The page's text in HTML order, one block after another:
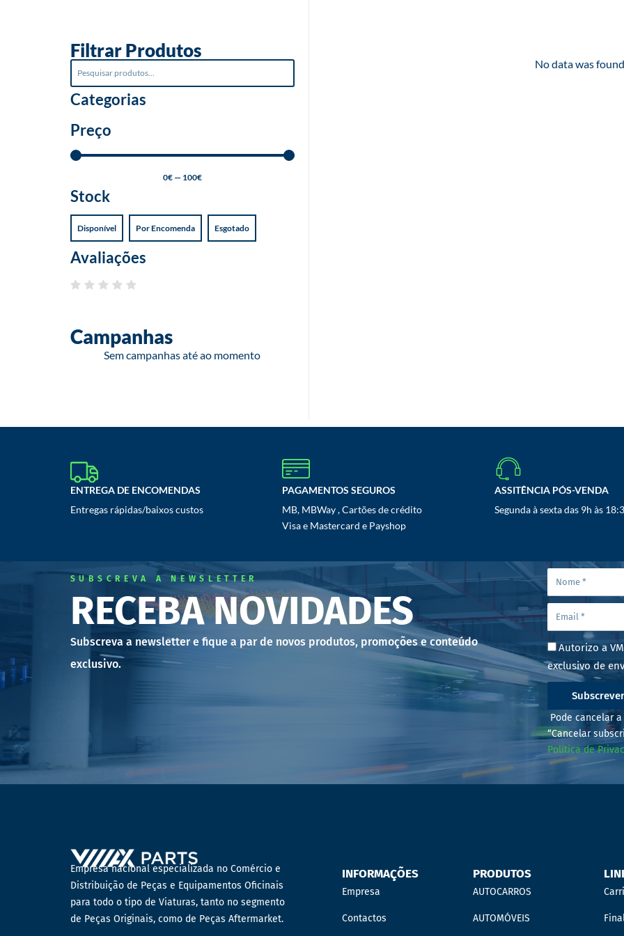
Filtrar Produtos
Categorias
Preço
0€— 100€
Stock
Disponível Por Encomenda Esgotado
Avaliações
Campanhas
Sem campanhas até ao momento
No data was
ENTREGA DE ENCOMENDAS
Entregas rápidas/baixos custos
PAGAMENTOS SEGUROS
MB, MBWay , Cartões de crédito
Visa e Mastercard e Payshop
ASSITÊNCIA PÓS-VENDA
Segunda à sexta das 9h às
SUBSCREVA A NEWSLETTER
RECEBA NOVIDADES
Subscreva a newsletter e fique a par de novos produtos, promoções e conteúdo
exclusivo.
Autorizo a
exclusivo de
Pode cancelar
“Cancelar
Política de
Empresa nacional especializada no Comércio e
Distribuição de Peças e Equipamentos Oficinais
para todo o tipo de Viaturas, tanto no segmento
de Peças Originais, como de Peças Aftermarket.
INFORMAÇÕES
Empresa
Contactos
PRODUTOS
AUTOCARROS
AUTOMÓVEIS